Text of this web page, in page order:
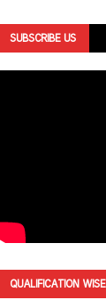
SUBSCRIBE US
QUALIFICATION WISE